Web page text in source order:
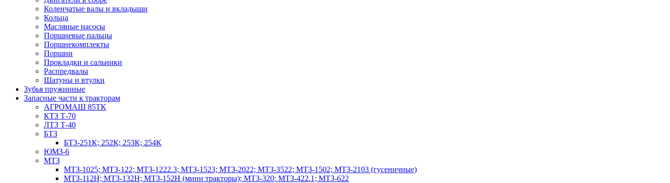
Коленчатые валы и вкладыши
Кольца
Масляные насосы
Поршневые пальцы
Поршнекомплекты
Поршни
Прокладки и сальники
Распредвалы
Шатуны и втулки
Зубья пружинные
Запасные части к тракторам
АГРОМАШ 85ТК
КТЗ Т-70
ЛТЗ Т-40
БТЗ
БТЗ-251К; 252К; 253К; 254К
ЮМЗ-6
МТЗ
МТЗ-1025; МТЗ-122; МТЗ-1222.3; МТЗ-1523; МТЗ-2022; МТЗ-3522; МТЗ-1502; МТЗ-2103 (гусеничные)
МТЗ-112Н; МТЗ-132Н; МТЗ-152Н (мини тракторы); МТЗ-320; МТЗ-422.1; МТЗ-622